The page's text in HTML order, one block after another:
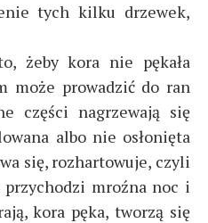
tych kilku drzewek,
żeby kora nie pękała
może prowadzić do ran
części nagrzewają się
albo nie osłonięta
się, rozhartowuje, czyli
przychodzi mroźna noc i
kora pęka, tworzą się